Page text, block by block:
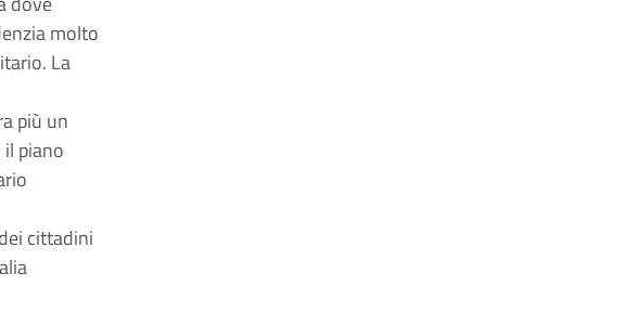
molto
La
più un
piano
cittadini